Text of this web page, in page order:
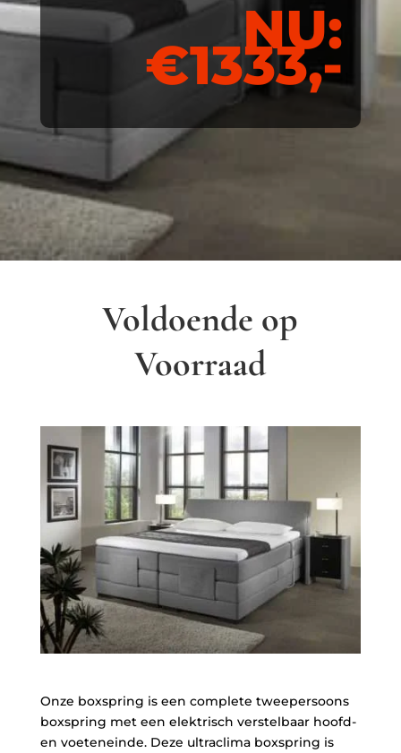
NU:
€1333,-
Voldoende op
Voorraad
Onze boxspring is een complete tweepersoons
boxspring met een elektrisch verstelbaar hoofd-
en voeteneinde. Deze ultraclima boxspring is